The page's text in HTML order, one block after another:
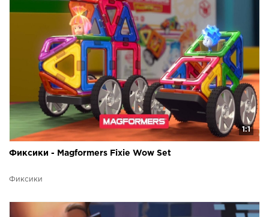
1:1
Фиксики - Magformers Fixie Wow Set
Фиксики